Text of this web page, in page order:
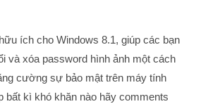
ích cho Windows 8.1, giúp các bạn
và xóa password hình ảnh một cách
cường sự bảo mật trên máy tính
bất kì khó khăn nào hãy comments